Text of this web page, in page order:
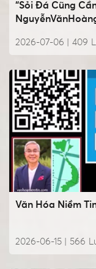
“Sỏi Đá Cũng
2026-07-06 | 409
Văn Hóa Niềm
2026-06-15 | 566